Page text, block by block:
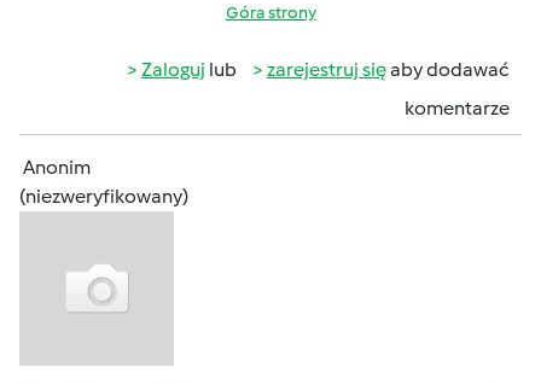
Góra strony
Zaloguj lub zarejestruj sięaby dodawać
komentarze
Anonim
(niezweryfikowany)